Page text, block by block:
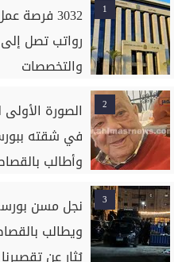
1
3032
والتخصصات
2
الصورة
في شقته
وأطالب
3
نجل مسن
ويطالب
يُثار عن